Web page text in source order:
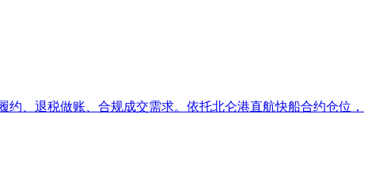
、退税做账、合规成交需求。依托北仑港直航快船合约仓位，